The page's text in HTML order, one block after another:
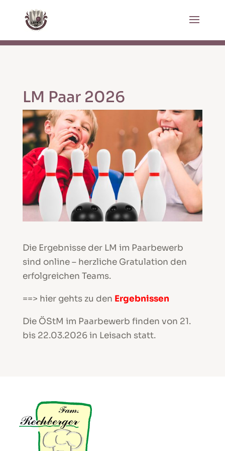
LM Paar 2026
Die Ergebnisse der LM im Paarbewerb
sind online – herzliche Gratulation den
erfolgreichen Teams.
==> hier gehts zu den Ergebnissen
Die ÖStM im Paarbewerb finden von 21.
bis 22.03.2026 in Leisach statt.